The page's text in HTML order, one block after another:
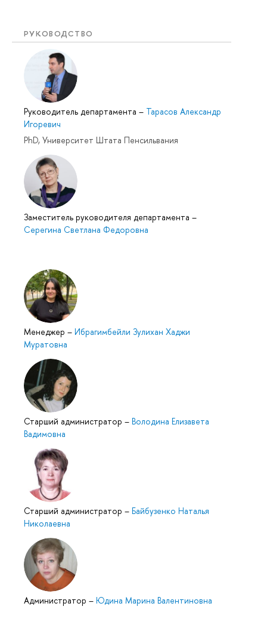
РУКОВОДСТВО
Руководитель департамента – Тарасов Александр
Игоревич
PhD, Университет Штата Пенсильвания
Заместитель руководителя департамента –
Серегина Светлана Федоровна
Менеджер – Ибрагимбейли Зулихан Хаджи
Муратовна
Старший администратор – Володина Елизавета
Вадимовна
Старший администратор – Байбузенко Наталья
Николаевна
Администратор – Юдина Марина Валентиновна